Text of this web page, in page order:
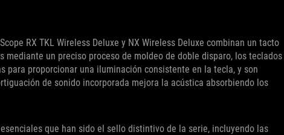
RX TKL Wireless Deluxe y NX Wireless Deluxe combinan un tacto
mediante un preciso proceso de moldeo de doble disparo, los teclados
para proporcionar una iluminación consistente en la tecla, y son
de sonido incorporada mejora la acústica absorbiendo los
que han sido el sello distintivo de la serie, incluyendo las